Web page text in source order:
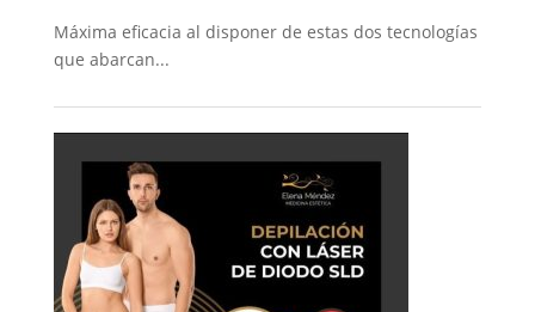
Máxima eficacia al disponer de estas dos tecnologías
que abarcan...